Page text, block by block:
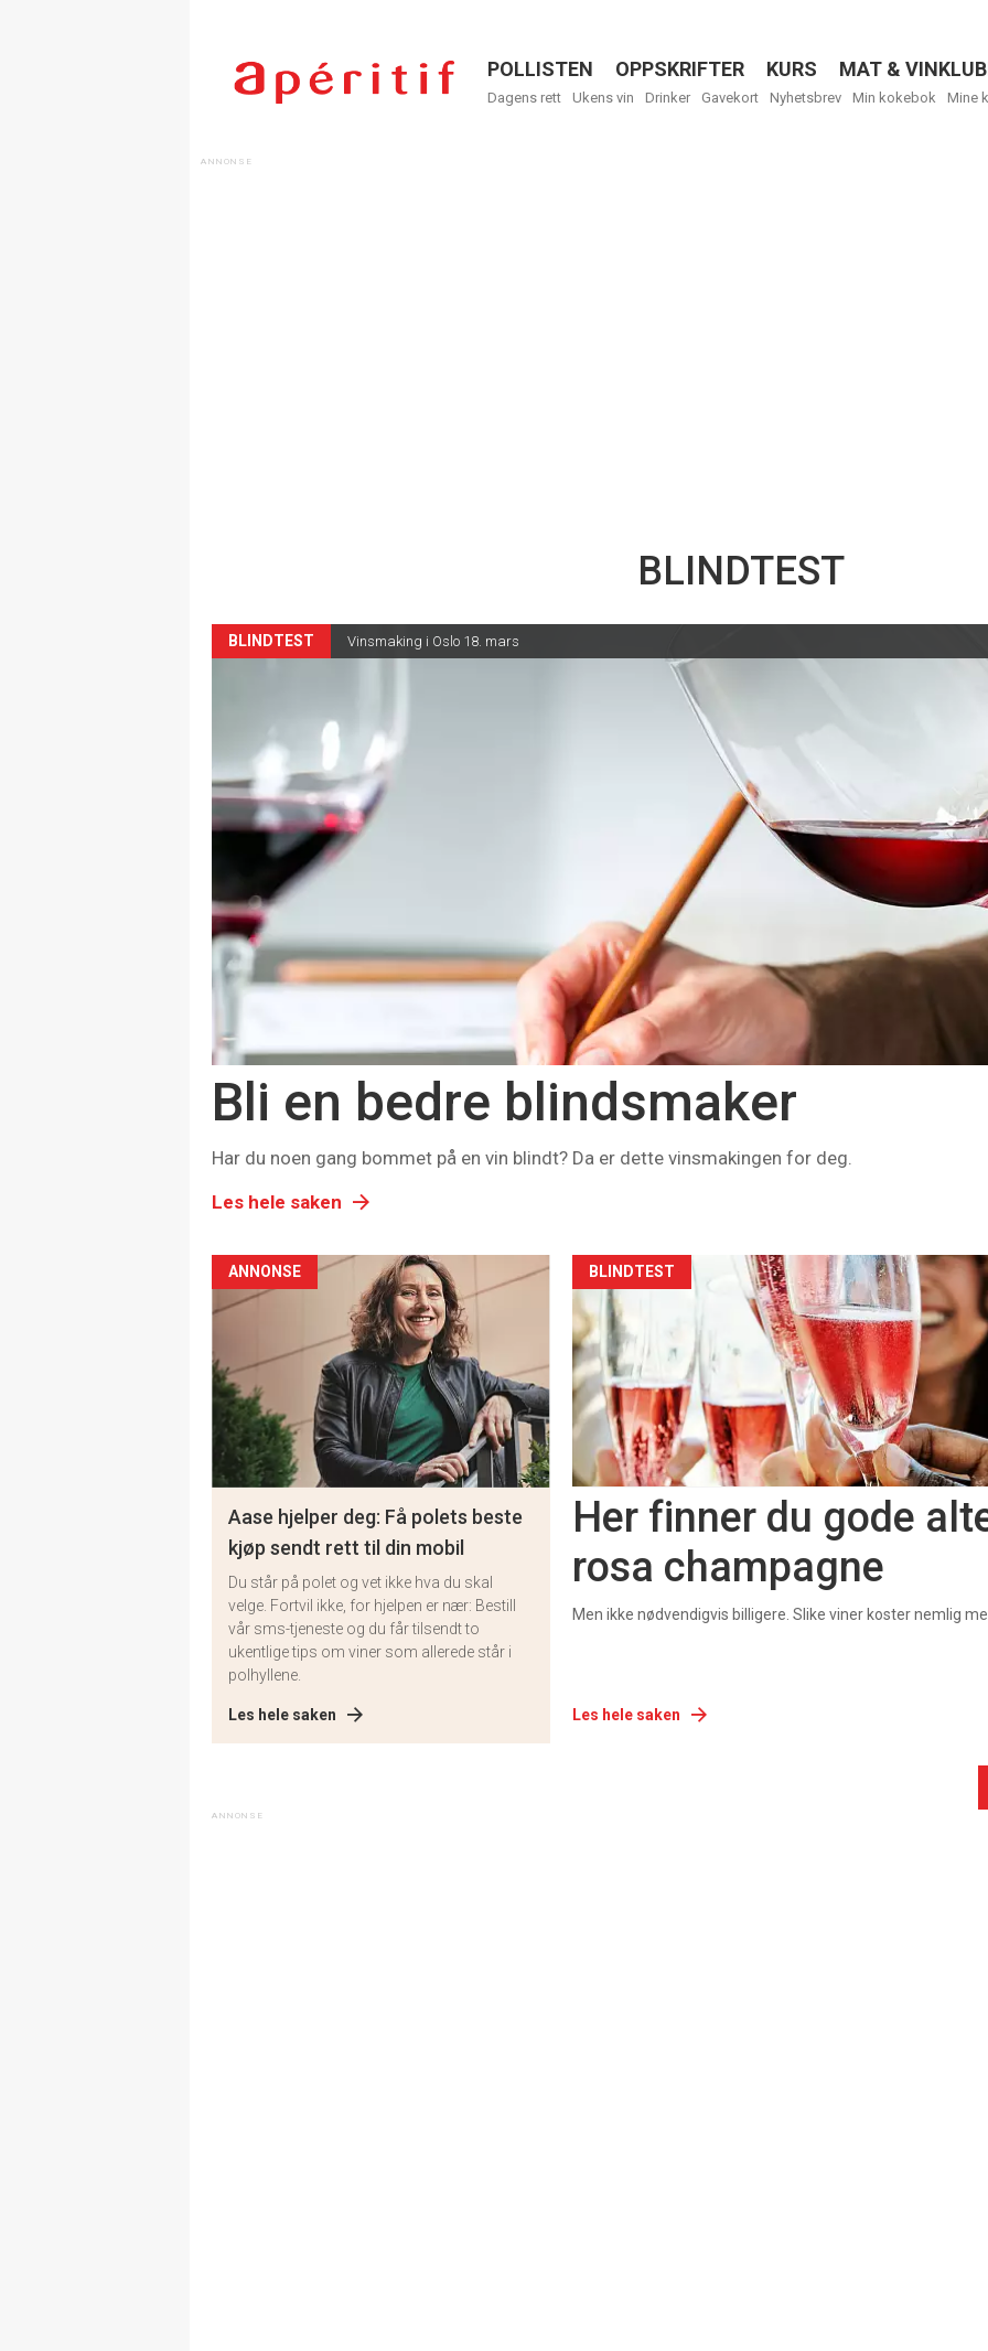
Menu
POLLISTEN OPPSKRIFTER KURS MAT &
Dagens rett Ukens vin Drinker Gavekort Nyhetsbrev Min kokebok Mine
BLINDTEST
BLINDTEST Vinsmaking i Oslo 18. mars
Bli en bedre blindsmaker
Har du noen gang bommet på en vin blindt? Da er dette vinsmakingen for deg.
Les hele saken
BLINDTEST
Her finner du gode
rosa champagne
Men ikke nødvendigvis billigere. Slike viner koster nemlig
Les hele saken
ANNONSE
Aase hjelper deg: Få polets beste
kjøp sendt rett til din mobil
Du står på polet og vet ikke hva du skal
velge. Fortvil ikke, for hjelpen er nær: Bestill
vår sms-tjeneste og du får tilsendt to
ukentlige tips om viner som allerede står i
polhyllene.
Les hele saken